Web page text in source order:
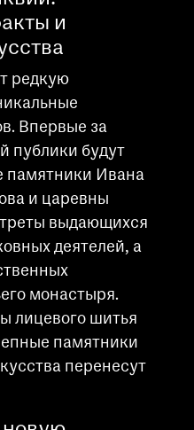
и
редкую
Впервые за
публики будут
памятники Ивана
и царевны
выдающихся
деятелей, а
монастыря.
лицевого шитья
памятники
перенесут